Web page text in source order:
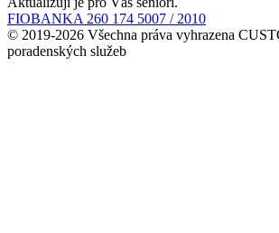
FIOBANKA 260 174 5007 / 2010
© 2019-2026 Všechna práva vyhrazena
poradenských služeb